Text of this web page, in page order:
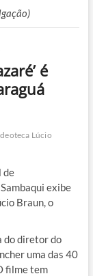
é
Lúcio
de
exibe
Braun, o
do diretor do
uma das 40
filme tem